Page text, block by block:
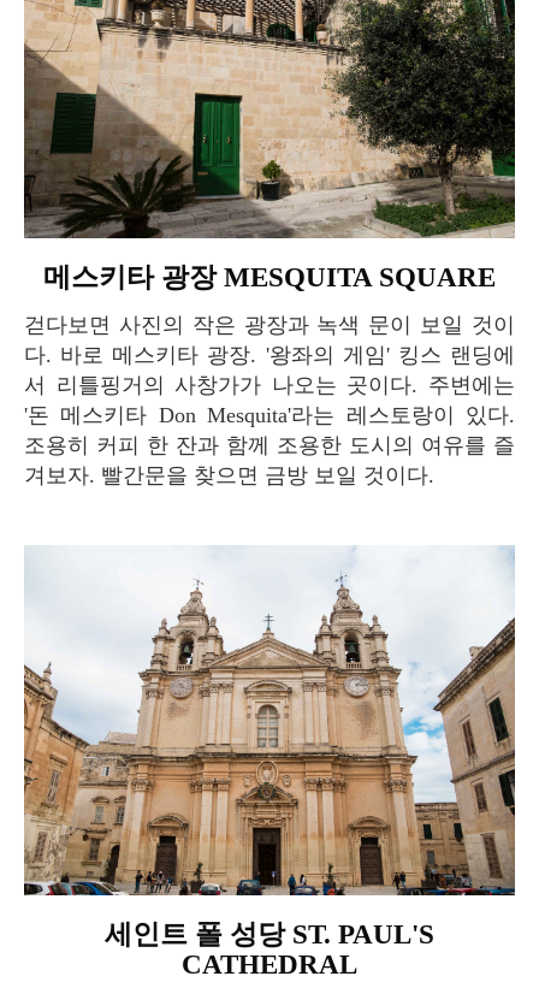
메스키타 광장 MESQUITA SQUARE
걷다보면 사진의 작은 광장과 녹색 문이 보일 것이
다. 바로 메스키타 광장. '왕좌의 게임' 킹스 랜딩에
서 리틀핑거의 사창가가 나오는 곳이다. 주변에는
'돈 메스키타 Don Mesquita'라는 레스토랑이 있다.
조용히 커피 한 잔과 함께 조용한 도시의 여유를 즐
겨보자. 빨간문을 찾으면 금방 보일 것이다.
세인트 폴 성당 ST. PAUL'S
CATHEDRAL